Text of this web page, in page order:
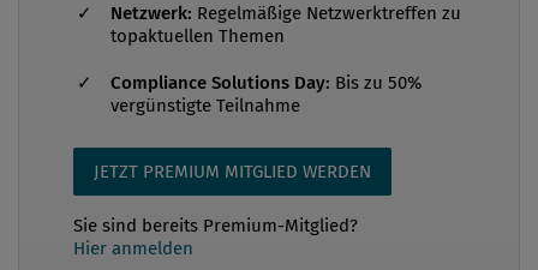
Netzwerk: Regelmäßige Netzwerktreffen zu
topaktuellen Themen
Compliance Solutions Day: Bis zu 50%
vergünstigte Teilnahme
JETZT PREMIUM MITGLIED WERDEN
Sie sind bereits Premium-Mitglied?
Hier anmelden